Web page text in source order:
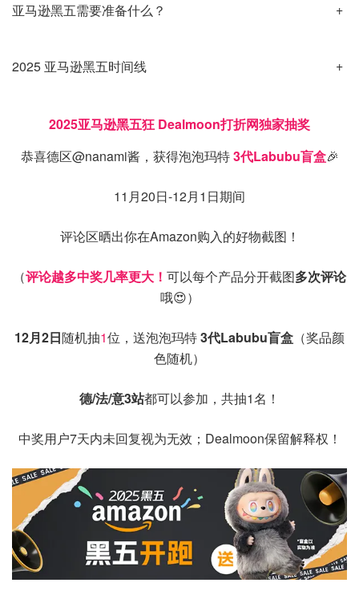
亚马逊黑五需要准备什么？
2025 亚马逊黑五时间线
2025亚马逊黑五狂 Dealmoon打折网独家抽奖
恭喜德区@nanami酱，获得泡泡玛特3代Labubu盲盒🎉
11月20日-12月1日期间
评论区晒出你在Amazon购入的好物截图！
（评论越多中奖几率更大！ 可以每个产品分开截图多次评论
哦😍）
12月2日随机抽1位，送泡泡玛特3代Labubu盲盒 （奖品颜
色随机）
德/法/意3站都可以参加，共抽1名！
中奖用户7天内未回复视为无效；Dealmoon保留解释权！